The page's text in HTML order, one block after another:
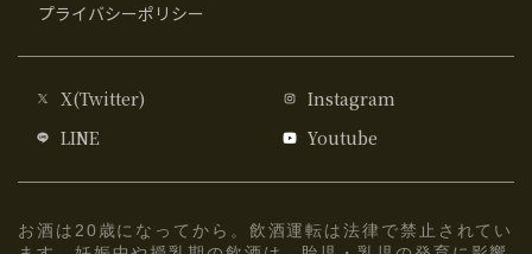
プライバシーポリシー
X(Twitter)
Instagram
LINE
Youtube
お酒は20歳になってから。飲酒運転は法律で禁止されてい